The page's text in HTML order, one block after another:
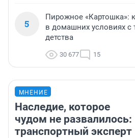
5
Пирожное «Картошка»:
в домашних условиях
детства
30 677 15
МНЕНИЕ
Наследие, которое
чудом не развалилось:
транспортный эксперт